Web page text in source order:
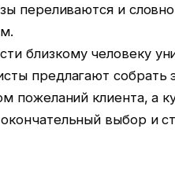
переливаются и
близкому человеку
предлагают собрать
пожеланий клиента, а
выбор и